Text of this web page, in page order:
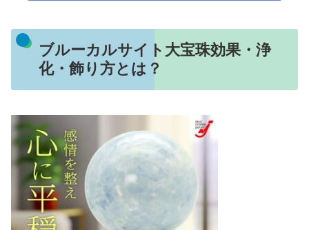
ブルーカルサイト大宝珠効果・浄
化・飾り方とは？